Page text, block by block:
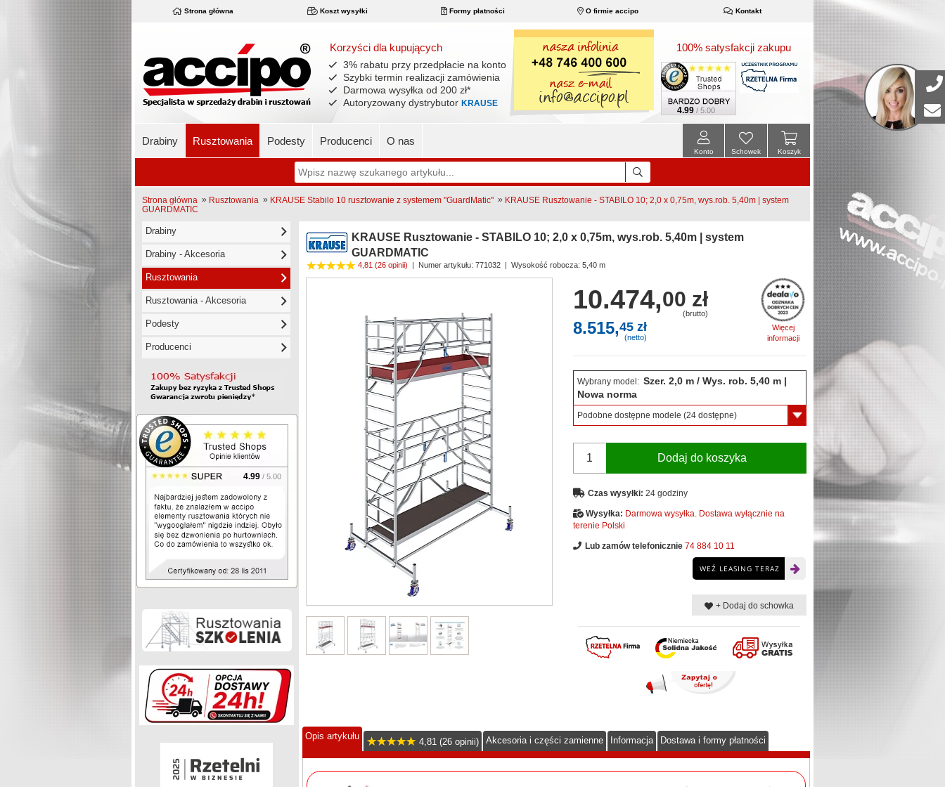
Strona główna Koszt wysyłki Formy płatności O firmie accipo Kontakt
Korzyści dla kupujących
3% rabatu przy przedpłacie na konto
Szybki termin realizacji zamówienia
Darmowa wysyłka od 200 zł*
Autoryzowany dystrybutor KRAUSE
100% satysfakcji zakupu
4.99 / 5.00
Drabiny Rusztowania Podesty Producenci O nas
Koszyk
Schowek
Konto
Strona główna » Rusztowania » KRAUSE Stabilo 10 rusztowanie z systemem "GuardMatic" » KRAUSE Rusztowanie - STABILO 10; 2,0 x 0,75m, wys.rob. 5,40m | system
GUARDMATIC
Drabiny
Drabiny - Akcesoria
Rusztowania
Rusztowania - Akcesoria
Podesty
Producenci
4.99 / 5.00
KRAUSE Rusztowanie - STABILO 10; 2,0 x 0,75m, wys.rob. 5,40m | system
GUARDMATIC
4,81 (26 opinii) | Numer artykułu: 771032 | Wysokość robocza: 5,40 m
Więcej
informacji
10.474,00 zł
(brutto)
8.515,45 zł
(netto)
Wybrany model: Szer. 2,0 m / Wys. rob. 5,40 m |
Nowa norma
Podobne dostępne modele (24 dostępne)
Dodaj do koszyka
Czas wysyłki: 24 godziny
Wysyłka: Darmowa wysyłka. Dostawa wyłącznie na
terenie Polski
Lub zamów telefonicznie 74 884 10 11
WEŹ LEASING TERAZ
+ Dodaj do schowka
Opis artykułu
4,81 (26 opinii) Akcesoria i części zamienne Informacja Dostawa i formy płatności